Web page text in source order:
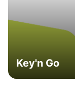
Key'n Go